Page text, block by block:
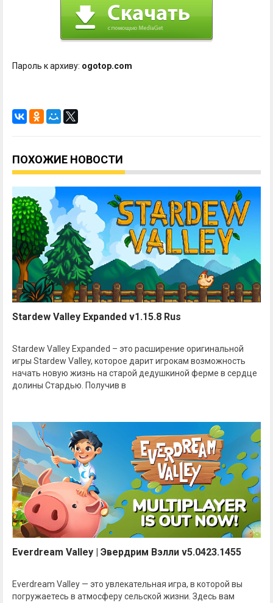
Пароль к архиву: ogotop.com
ПОХОЖИЕ НОВОСТИ
Stardew Valley Expanded v1.15.8 Rus
Stardew Valley Expanded – это расширение оригинальной
игры Stardew Valley, которое дарит игрокам возможность
начать новую жизнь на старой дедушкиной ферме в сердце
долины Стардью. Получив в
Everdream Valley | Эвердрим Вэлли v5.0423.1455
Everdream Valley — это увлекательная игра, в которой вы
погружаетесь в атмосферу сельской жизни. Здесь вам